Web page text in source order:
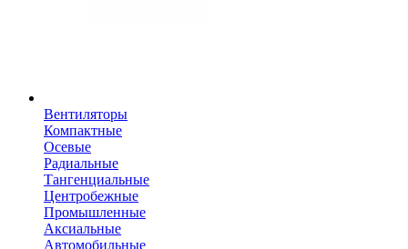
Вентиляторы
Компактные
Осевые
Радиальные
Тангенциальные
Центробежные
Промышленные
Аксиальные
Автомобильные